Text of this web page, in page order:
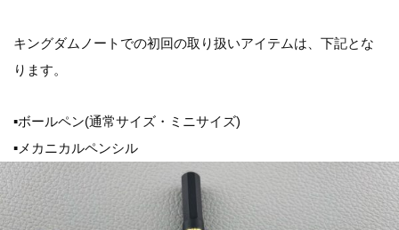
キングダムノートでの初回の取り扱いアイテムは、下記とな
ります。
▪ボールペン(通常サイズ・ミニサイズ)
▪メカニカルペンシル